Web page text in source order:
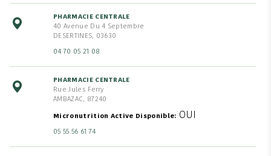
PHARMACIE CENTRALE
40 Avenue Du 4 Septembre
DESERTINES, 03630
04 70 05 21 08
PHARMACIE CENTRALE
Rue Jules Ferry
AMBAZAC, 87240
Micronutrition Active Disponible OUI
05 55 56 61 74